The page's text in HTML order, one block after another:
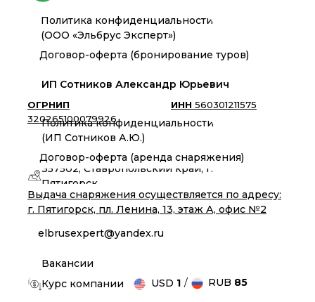
Политика конфиденциальности
(ООО «Эльбрус Эксперт»)
Политика конфиденциальности
(ИП Сотников А.Ю.)
ОГРНИП
320265100079926
ИНН 560301211575
Вакансии
ИП Сотников Александр Юрьевич
Договор-оферта (аренда снаряжения)
Договор-оферта (бронирование туров)
Выдача снаряжения осуществляется по адресу:
г. Пятигорск, пл. Ленина, 13, этаж А, офис №2
elbrusexpert@yandex.ru
357502, Ставропольский край, г.
Пятигорск
Курс компании RUB 85
USD 1 /